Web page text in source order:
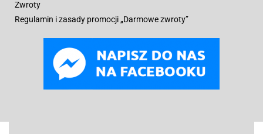
Zwroty
Regulamin i zasady promocji „Darmowe zwroty”